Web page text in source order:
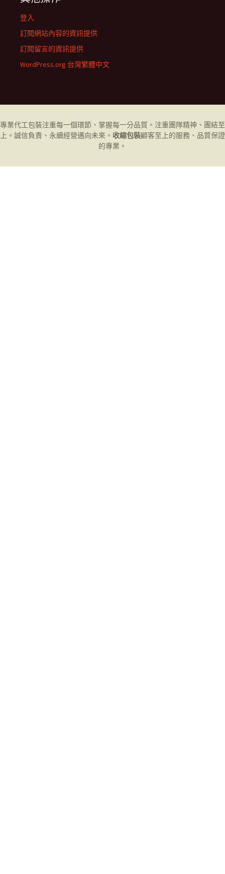
登入
訂閱網站內容的資訊提供
訂閱留言的資訊提供
WordPress.org 台灣繁體中文
專業代工包裝注重每一個環節、掌握每一分品質。注重團隊精神、團結至
上。誠信負責、永續經營邁向未來。 收縮包裝顧客至上的服務、品質保證
的專業。